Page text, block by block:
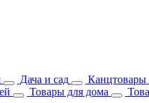
Дача и сад Канцтовары
Товары для дома